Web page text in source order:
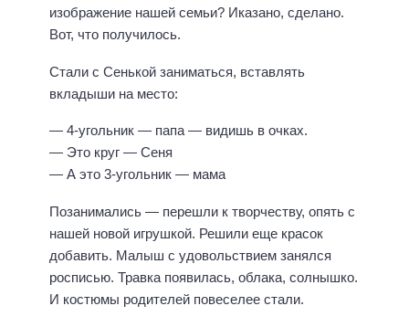
изображение нашей семьи? Иказано, сделано.
Вот, что получилось.
Стали с Сенькой заниматься, вставлять
вкладыши на место:
— 4-угольник — папа — видишь в очках.
— Это круг — Сеня
— А это 3-угольник — мама
Позанимались — перешли к творчеству, опять с
нашей новой игрушкой. Решили еще красок
добавить. Малыш с удовольствием занялся
росписью. Травка появилась, облака, солнышко.
И костюмы родителей повеселее стали.